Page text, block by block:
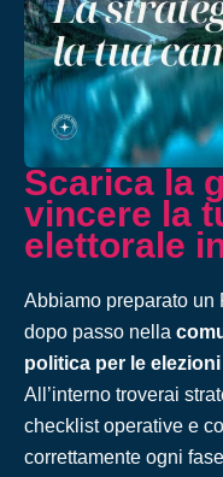
Scarica la
vincere la
elettorale
Abbiamo preparato un
dopo passo nella
politica per le
All’interno troverai
checklist operative e
correttamente ogni